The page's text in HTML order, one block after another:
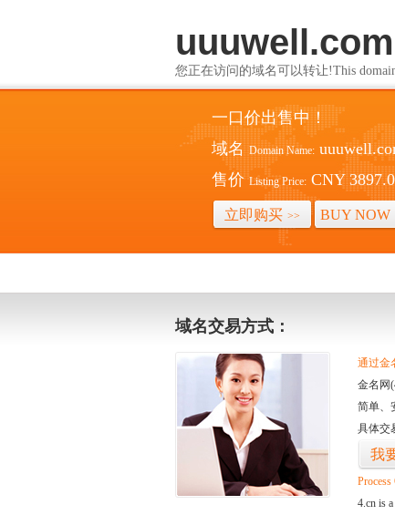
uuuwell.com
您正在访问的域名可以转让!This
一口价出售中！
域名 Domain Name:
售价 Listing Price: CNY
立即购买 >> BUY NOW
域名交易方式：
通过金
金名网
简单、
具体交
我
4.cn is